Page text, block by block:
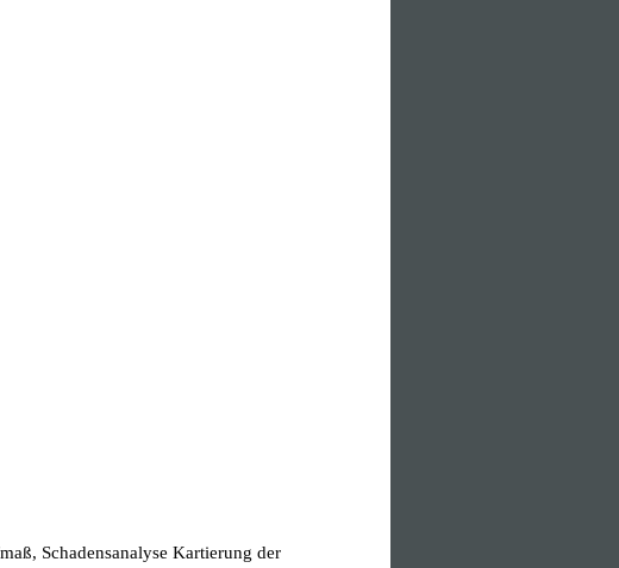
Schadensanalyse Kartierung der